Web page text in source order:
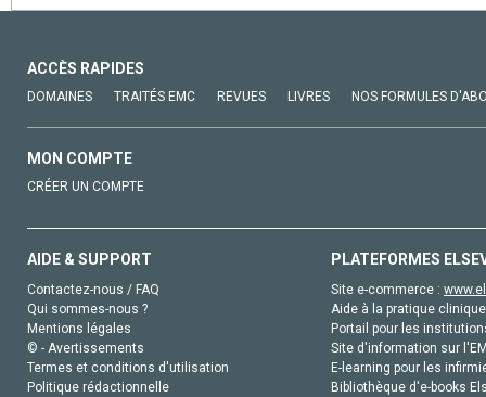
ACCÈS RAPIDES
DOMAINES TRAITÉS EMC REVUES LIVRES NOS FORMULES
MON COMPTE
CRÉER UN COMPTE
AIDE & SUPPORT
Contactez-nous / FAQ
Qui sommes-nous ?
Mentions légales
© - Avertissements
Termes et conditions d'utilisation
Politique rédactionnelle
PLATEFORMES
Site e-commerce :
Aide à la pratique
Portail pour les
Site d'information sur
E-learning pour les
Bibliothèque d'e-books